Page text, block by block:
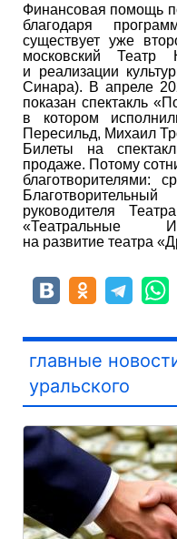
Финансовая помощь
благодаря
существует уже
московский
и реализации
Синара). В апреле
показан спектакль
в котором
Пересильд, Михаил
Билеты на
продаже. Потому
благотворителями:
руководителя
«Театральные
на развитие театра
главные
уральского